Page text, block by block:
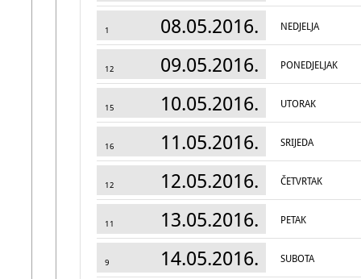
1 08.05.2016. NEDJELJA
12 09.05.2016. PONEDJELJAK
15 10.05.2016. UTORAK
16 11.05.2016. SRIJEDA
12 12.05.2016. ČETVRTAK
11 13.05.2016. PETAK
9 14.05.2016. SUBOTA